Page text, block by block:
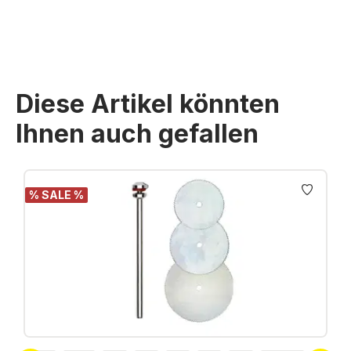
Diese Artikel könnten
Ihnen auch gefallen
Produktgalerie überspringen
% SALE %